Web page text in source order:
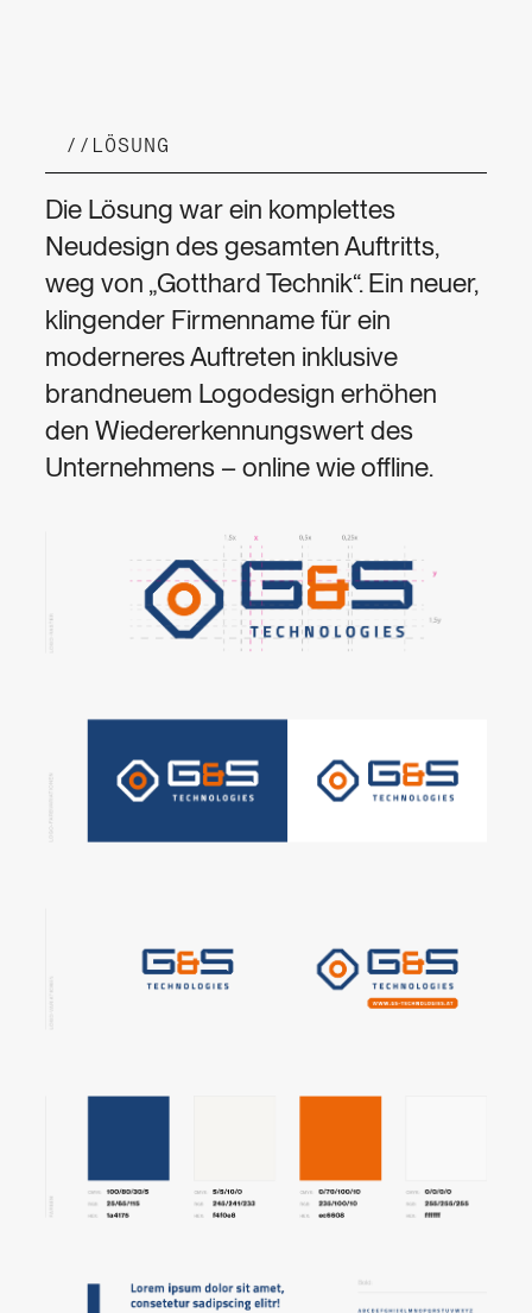
// LÖSUNG
Die Lösung war ein komplettes
Neudesign des gesamten Auftritts,
weg von „Gotthard Technik“. Ein neuer,
klingender Firmenname für ein
moderneres Auftreten inklusive
brandneuem Logodesign erhöhen
den Wiedererkennungswert des
Unternehmens – online wie offline.